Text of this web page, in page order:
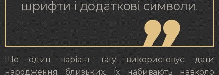
шрифти і додаткові символи.
Ще один варіант тату використовує дати
народження близьких. Їх набивають навколо